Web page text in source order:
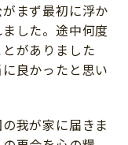
まず最初に浮か
した。途中何度
がありました
良かったと思い
我が家に届きま